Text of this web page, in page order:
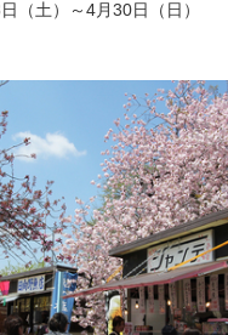
（土）～4月30日（日）